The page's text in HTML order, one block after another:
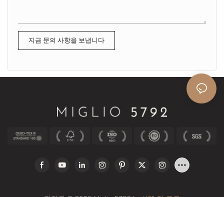
지금 문의 사항을 보냅니다